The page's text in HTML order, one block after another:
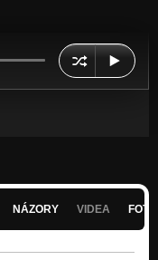
NÁZORY VIDEA